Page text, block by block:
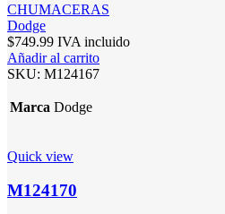
CHUMACERAS
Dodge
$749.99 IVA incluido
Añadir al carrito
SKU: M124167
Marca Dodge
Quick view
M124170